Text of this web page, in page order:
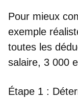
Pour mieux
exemple
toutes les
salaire, 3 000
Étape 1 :